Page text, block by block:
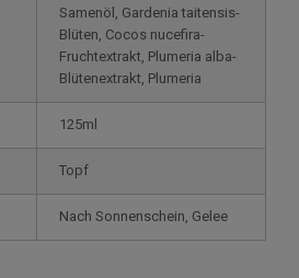
Samenöl, Gardenia taitensis-
Blüten, Cocos nucefira-
Fruchtextrakt, Plumeria alba-
Blütenextrakt, Plumeria
125ml
Topf
Nach Sonnenschein, Gelee